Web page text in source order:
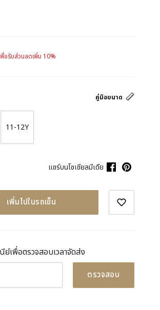
พื่อรับส่วนลดเพิ่ม 10%
คู่มือขนาด
11-12Y
แชร์บนโซเชียลมีเดีย
เพิ่มไปในรถเข็น
เพื่อตรวจสอบเวลาจัดส่ง
ตรวจสอบ